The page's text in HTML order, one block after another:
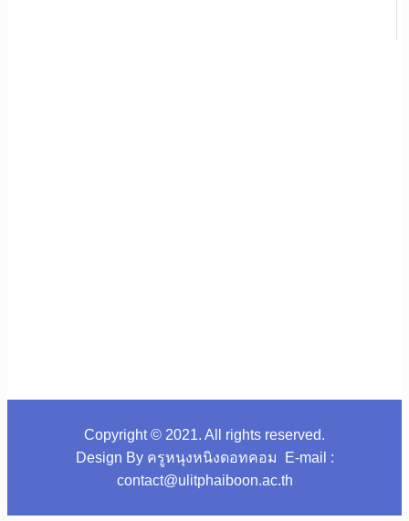
Copyright © 2021. All rights reserved.
Design By ครูหนุงหนิงดอทคอม E-mail :
contact@ulitphaiboon.ac.th